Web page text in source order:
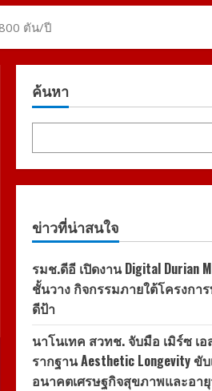
ตัน/ปี
ค้นหา
ข่าวที่น่าสนใจ
รมช.ดีอี เปิดงาน Digital Durian
ชั้นวาง กิจกรรมภายใต้โครงกา
ดีป้า
นาโนเทค สวทช. จับมือ เมิร์ซ เอ
รากฐาน Aesthetic Longevity ขั
อนาคตเศรษฐกิจสุขภาพและอา